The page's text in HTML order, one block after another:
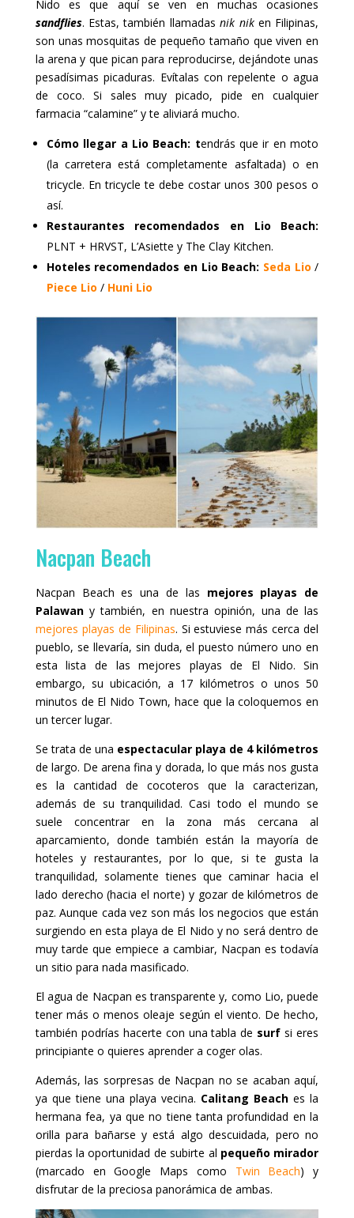
Nido es que aquí se ven en muchas ocasiones
sandflies. Estas, también llamadasnik niken Filipinas,
son unas mosquitas de pequeño tamaño que viven en
la arena y que pican para reproducirse, dejándote unas
pesadísimas picaduras. Evítalas con repelente o agua
de coco. Si sales muy picado, pide en cualquier
farmacia “calamine” y te aliviará mucho.
Cómo llegar a Lio Beach: tendrás que ir en moto
(la carretera está completamente asfaltada) o en
tricycle. En tricycle te debe costar unos 300 pesos o
así.
Restaurantes recomendados en Lio Beach:
PLNT + HRVST, L’Asiette y The Clay Kitchen.
Hoteles recomendados en Lio Beach: Seda Lio /
Piece Lio / Huni Lio
Nacpan Beach
Nacpan Beach es una de las mejores playas de
Palawany también, en nuestra opinión, una de las
mejores playas de Filipinas. Si estuviese más cerca del
pueblo, se llevaría, sin duda, el puesto número uno en
esta lista de las mejores playas de El Nido. Sin
embargo, su ubicación, a 17 kilómetros o unos 50
minutos de El Nido Town, hace que la coloquemos en
un tercer lugar.
Se trata de una espectacular playa de 4 kilómetros
de largo. De arena fina y dorada, lo que más nos gusta
es la cantidad de cocoteros que la caracterizan,
además de su tranquilidad. Casi todo el mundo se
suele concentrar en la zona más cercana al
aparcamiento, donde también están la mayoría de
hoteles y restaurantes, por lo que, si te gusta la
tranquilidad, solamente tienes que caminar hacia el
lado derecho (hacia el norte) y gozar de kilómetros de
paz. Aunque cada vez son más los negocios que están
surgiendo en esta playa de El Nido y no será dentro de
muy tarde que empiece a cambiar, Nacpan es todavía
un sitio para nada masificado.
El agua de Nacpan es transparente y, como Lio, puede
tener más o menos oleaje según el viento. De hecho,
también podrías hacerte con una tabla de surf si eres
principiante o quieres aprender a coger olas.
Además, las sorpresas de Nacpan no se acaban aquí,
ya que tiene una playa vecina. Calitang Beaches la
hermana fea, ya que no tiene tanta profundidad en la
orilla para bañarse y está algo descuidada, pero no
pierdas la oportunidad de subirte al pequeño mirador
(marcado en Google Maps como Twin Beach) y
disfrutar de la preciosa panorámica de ambas.